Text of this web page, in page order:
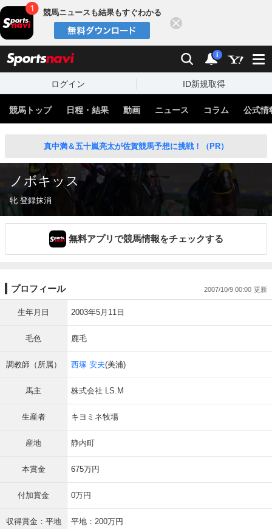
競馬ニュースも結果もすぐわかる
検索 通知
i
ログイン ID新規取得
競馬トップ 日程・結果 動画 ニュース コラム 公式情
真中満＆五十嵐亮太が佐賀競馬予想に挑戦！（PR）
ノボキッス
牝 登録抹消
無料アプリで競馬情報をチェックする
プロフィール 2007/10/9 00:00
生年月日 2003年5月11日
毛色 鹿毛
調教師（所属） 西塚 安夫(美浦)
馬主 株式会社 LS.M
生産者 キヨミネ牧場
産地 静内町
本賞金 675万円
付加賞金 0万円
収得賞金：平地 平地：200万円